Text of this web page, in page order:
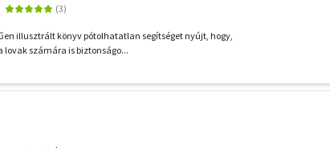
illusztrált könyv pótolhatatlan segítséget nyújt, hogy,
lovak számára is biztonságo...